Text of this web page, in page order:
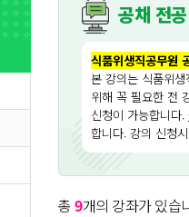
공채 전
식품위생직공무원
본 강의는 식품위
위해 꼭 필요한 전
신청이 가능합니다.
합니다. 강의 신청
총 9개의 강좌가 있습